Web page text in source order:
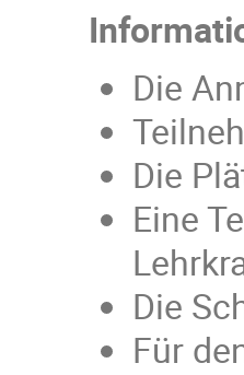
Die
Die
Eine
Die
Für